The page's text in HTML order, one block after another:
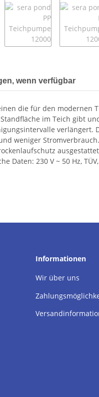
wenn verfügbar
die für den
im Teich gibt
verlängert.
weniger
Daten: 230 V ~ 50 Hz,
Informationen
Wir über uns